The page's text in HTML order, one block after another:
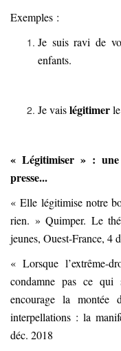
Exemples :
Je suis ravi de
enfants.
Je vaislégitimer
« Légitimiser » : une
presse...
« Elle légitimise notre
rien. » Quimper. Le
jeunes, Ouest-France, 4
« Lorsque l’extrême-
condamne pas ce qui
encourage la
interpellations : la
déc. 2018